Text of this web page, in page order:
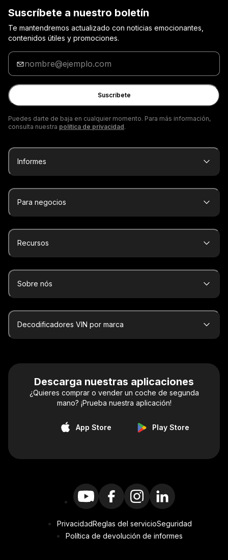
Suscríbete a nuestro boletín
Te mantendremos actualizado con noticias emocionantes,
contenidos útiles y promociones.
Introduzca
dirección
de
correo
electrónico
Suscríbete
Puedes darte de baja en cualquier momento. Para más información,
consulta nuestra política de privacidad.
Informes
Para negocios
Recursos
Sobre nós
Decodificadores VIN por marca
Descarga nuestras aplicaciones
¿Quieres comprar o vender un coche de segunda
mano? ¡Prueba nuestra aplicación!
App Store Play Store
PrivacidadReglas del servicioSeguridad
Política de devolución de informes